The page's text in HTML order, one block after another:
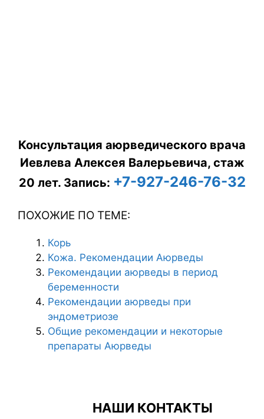
Консультация аюрведического врача
Иевлева Алексея Валерьевича, стаж
20 лет. Запись: +7-927-246-76-32
ПОХОЖИЕ ПО ТЕМЕ:
Корь
Кожа. Рекомендации Аюрведы
Рекомендации аюрведы в период
беременности
Рекомендации аюрведы при
эндометриозе
Общие рекомендации и некоторые
препараты Аюрведы
НАШИ КОНТАКТЫ